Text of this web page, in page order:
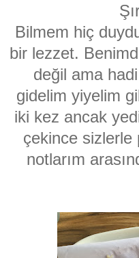
Bilmem hiç
bir lezzet.
değil ama
gidelim yiyelim
iki kez ancak
çekince sizlerle
notlarım